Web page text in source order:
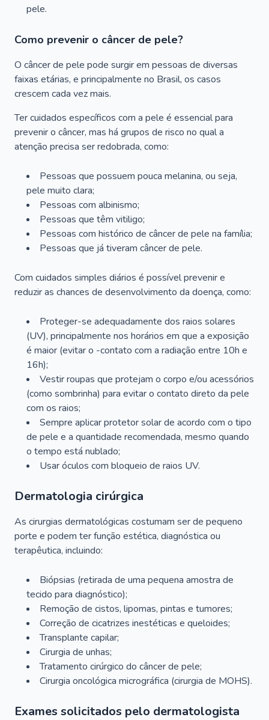
pele.
Como prevenir o câncer de pele?
O câncer de pele pode surgir em pessoas de diversas
faixas etárias, e principalmente no Brasil, os casos
crescem cada vez mais.
Ter cuidados específicos com a pele é essencial para
prevenir o câncer, mas há grupos de risco no qual a
atenção precisa ser redobrada, como:
Pessoas que possuem pouca melanina, ou seja,
pele muito clara;
Pessoas com albinismo;
Pessoas que têm vitiligo;
Pessoas com histórico de câncer de pele na família;
Pessoas que já tiveram câncer de pele.
Com cuidados simples diários é possível prevenir e
reduzir as chances de desenvolvimento da doença, como:
Proteger-se adequadamente dos raios solares
(UV), principalmente nos horários em que a exposição
é maior (evitar o -contato com a radiação entre 10h e
16h);
Vestir roupas que protejam o corpo e/ou acessórios
(como sombrinha) para evitar o contato direto da pele
com os raios;
Sempre aplicar protetor solar de acordo com o tipo
de pele e a quantidade recomendada, mesmo quando
o tempo está nublado;
Usar óculos com bloqueio de raios UV.
Dermatologia cirúrgica
As cirurgias dermatológicas costumam ser de pequeno
porte e podem ter função estética, diagnóstica ou
terapêutica, incluindo:
Biópsias (retirada de uma pequena amostra de
tecido para diagnóstico);
Remoção de cistos, lipomas, pintas e tumores;
Correção de cicatrizes inestéticas e queloides;
Transplante capilar;
Cirurgia de unhas;
Tratamento cirúrgico do câncer de pele;
Cirurgia oncológica micrográfica (cirurgia de MOHS).
Exames solicitados pelo dermatologista